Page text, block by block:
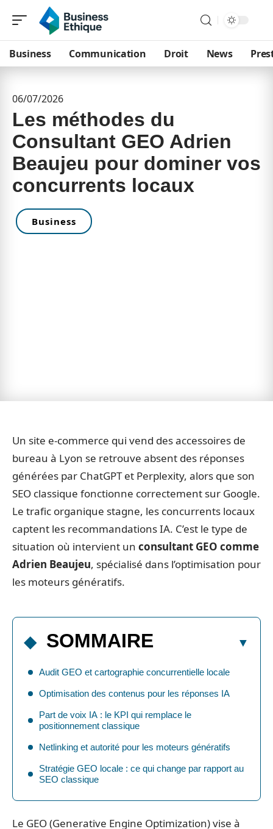
Business Communication Droit News
06/07/2026
Les méthodes du
Consultant GEO Adrien
Beaujeu pour dominer vos
concurrents locaux
Business
Un site e-commerce qui vend des accessoires de
bureau à Lyon se retrouve absent des réponses
générées par ChatGPT et Perplexity, alors que son
SEO classique fonctionne correctement sur Google.
Le trafic organique stagne, les concurrents locaux
captent les recommandations IA. C’est le type de
situation où intervient un consultant GEO comme
Adrien Beaujeu, spécialisé dans l’optimisation pour
les moteurs génératifs.
SOMMAIRE
Audit GEO et cartographie concurrentielle locale
Optimisation des contenus pour les réponses IA
Part de voix IA : le KPI qui remplace le
positionnement classique
Netlinking et autorité pour les moteurs génératifs
Stratégie GEO locale : ce qui change par rapport au
SEO classique
Le GEO (Generative Engine Optimization) vise à